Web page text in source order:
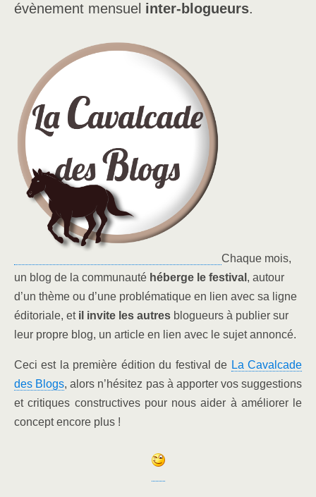
évènement mensuel inter-blogueurs.
Chaque mois,
un blog de la communauté héberge le festival , autour
d’un thème ou d’une problématique en lien avec sa ligne
éditoriale, et il invite les autres blogueurs à publier sur
leur propre blog, un article en lien avec le sujet annoncé.
Ceci est la première édition du festival de La Cavalcade
des Blogs, alors n’hésitez pas à apporter vos suggestions
et critiques constructives pour nous aider à améliorer le
concept encore plus !